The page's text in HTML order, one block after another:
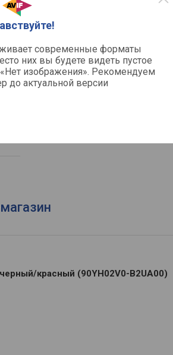
современные форматы
них вы будете видеть пустое
изображения». Рекомендуем
до актуальной версии
Функции и
Регулировка громкости
черный/красный (90YH02V0-B2UA00)